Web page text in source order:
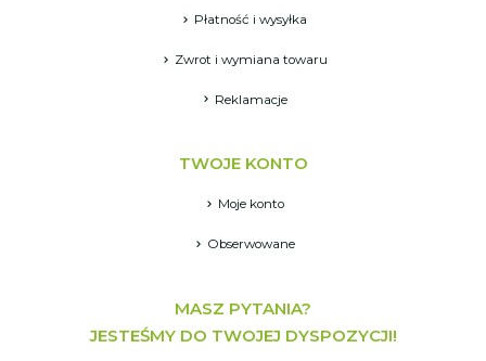
Płatność i wysyłka
Zwrot i wymiana towaru
Reklamacje
TWOJE KONTO
Moje konto
Obserwowane
MASZ PYTANIA?
JESTEŚMY DO TWOJEJ DYSPOZYCJI!